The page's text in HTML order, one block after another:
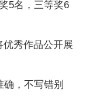
5名，三等奖6
优秀作品公开展
，不写错别